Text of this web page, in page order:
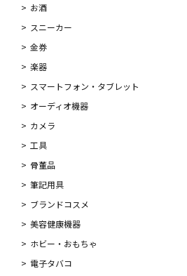
お酒
スニーカー
金券
楽器
スマートフォン・タブレット
オーディオ機器
カメラ
工具
骨董品
筆記用具
ブランドコスメ
美容健康機器
ホビー・おもちゃ
電子タバコ